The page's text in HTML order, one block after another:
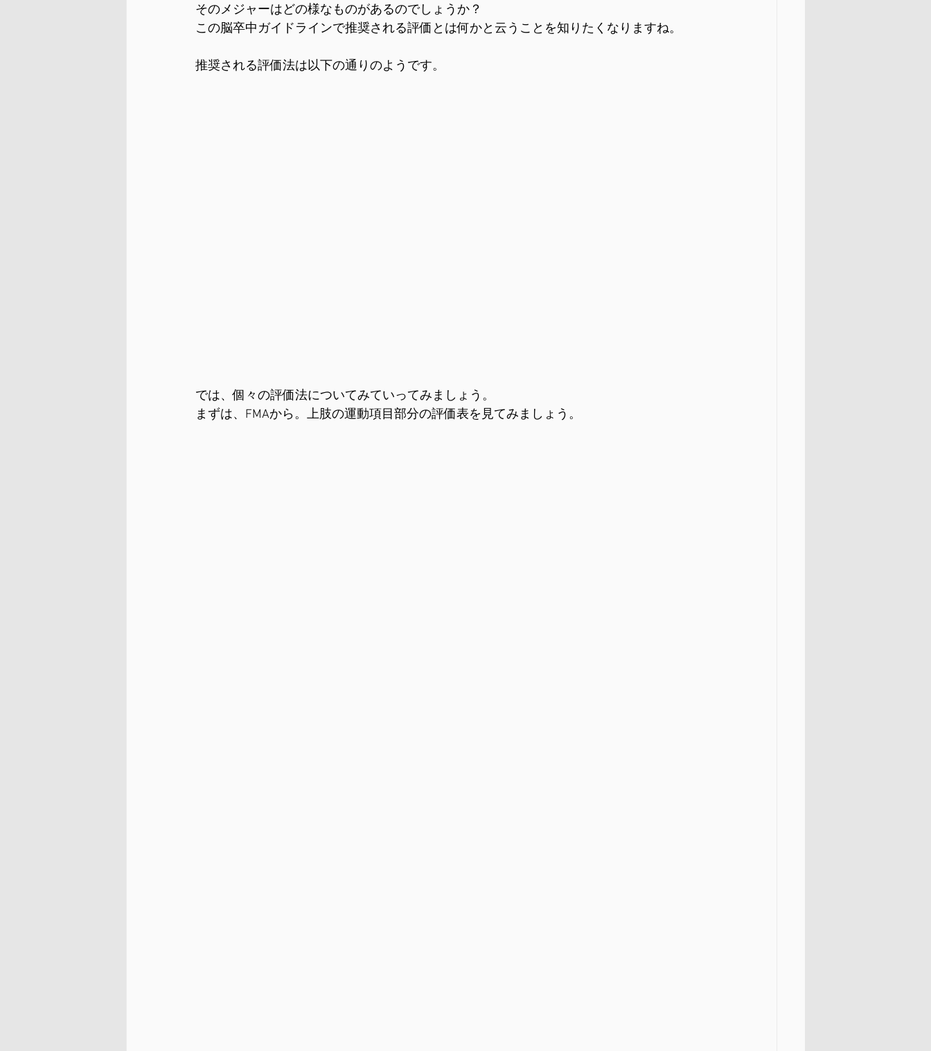
そのメジャーはどの様なものがあるのでしょうか？
この脳卒中ガイドラインで推奨される評価とは何かと云うことを知りたくなりますね。
推奨される評価法は以下の通りのようです。
では、個々の評価法についてみていってみましょう。
まずは、FMAから。上肢の運動項目部分の評価表を見てみましょう。